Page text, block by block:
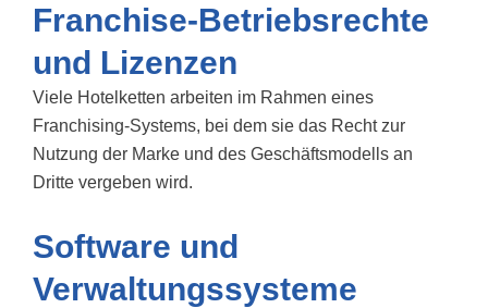
Franchise-Betriebsrechte
und Lizenzen
Viele Hotelketten arbeiten im Rahmen eines
Franchising-Systems, bei dem sie das Recht zur
Nutzung der Marke und des Geschäftsmodells an
Dritte vergeben wird.
Software und
Verwaltungssysteme